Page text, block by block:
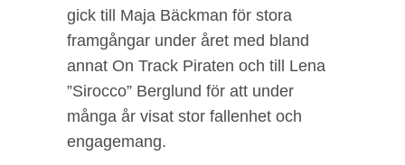
gick till Maja Bäckman för stora
framgångar under året med bland
annat On Track Piraten och till Lena
”Sirocco” Berglund för att under
många år visat stor fallenhet och
engagemang.